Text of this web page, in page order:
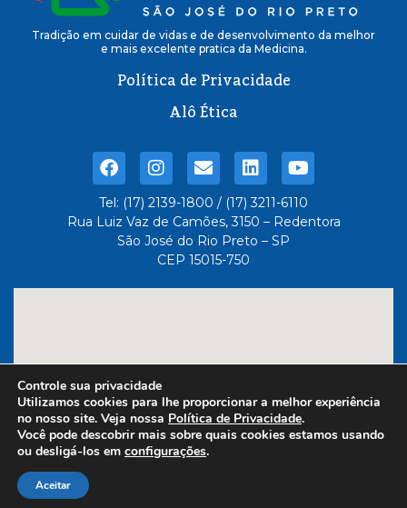
Tradição em cuidar de vidas e de desenvolvimento da melhor
e mais excelente pratica da Medicina.
Política de Privacidade
Alô Ética
Tel: (17) 2139-1800 / (17) 3211-6110
Rua Luiz Vaz de Camões, 3150 – Redentora
São José do Rio Preto – SP
CEP 15015-750
Feito com
Controle sua privacidade
Utilizamos cookies para lhe proporcionar a melhor experiência
no nosso site. Veja nossa Política de Privacidade.
Você pode descobrir mais sobre quais cookies estamos usando
ou desligá-los em configurações.
Aceitar